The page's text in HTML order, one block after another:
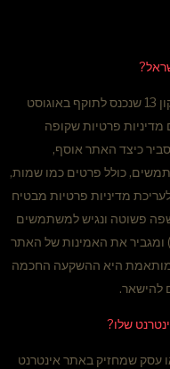
חוק הגנת הפרטיות, התשמ"א-1981, עם תיקון 13 שנכנס לתוקף באוגוסט
מדיניות פרטיות שקופה
כיצד האתר אוסף,
כולל פרטים כמו שמות,
מדיניות פרטיות מבטיח
פשוטה ונגיש למשתמשים
(עד 5 מיליון ש"ח) ומגביר את האמינות של האתר
מותאמת היא ההשקעה החכמה
להישאר.
שלו?
ותיקון 13, כל גוף או עסק שמחזיק באתר אינטרנט